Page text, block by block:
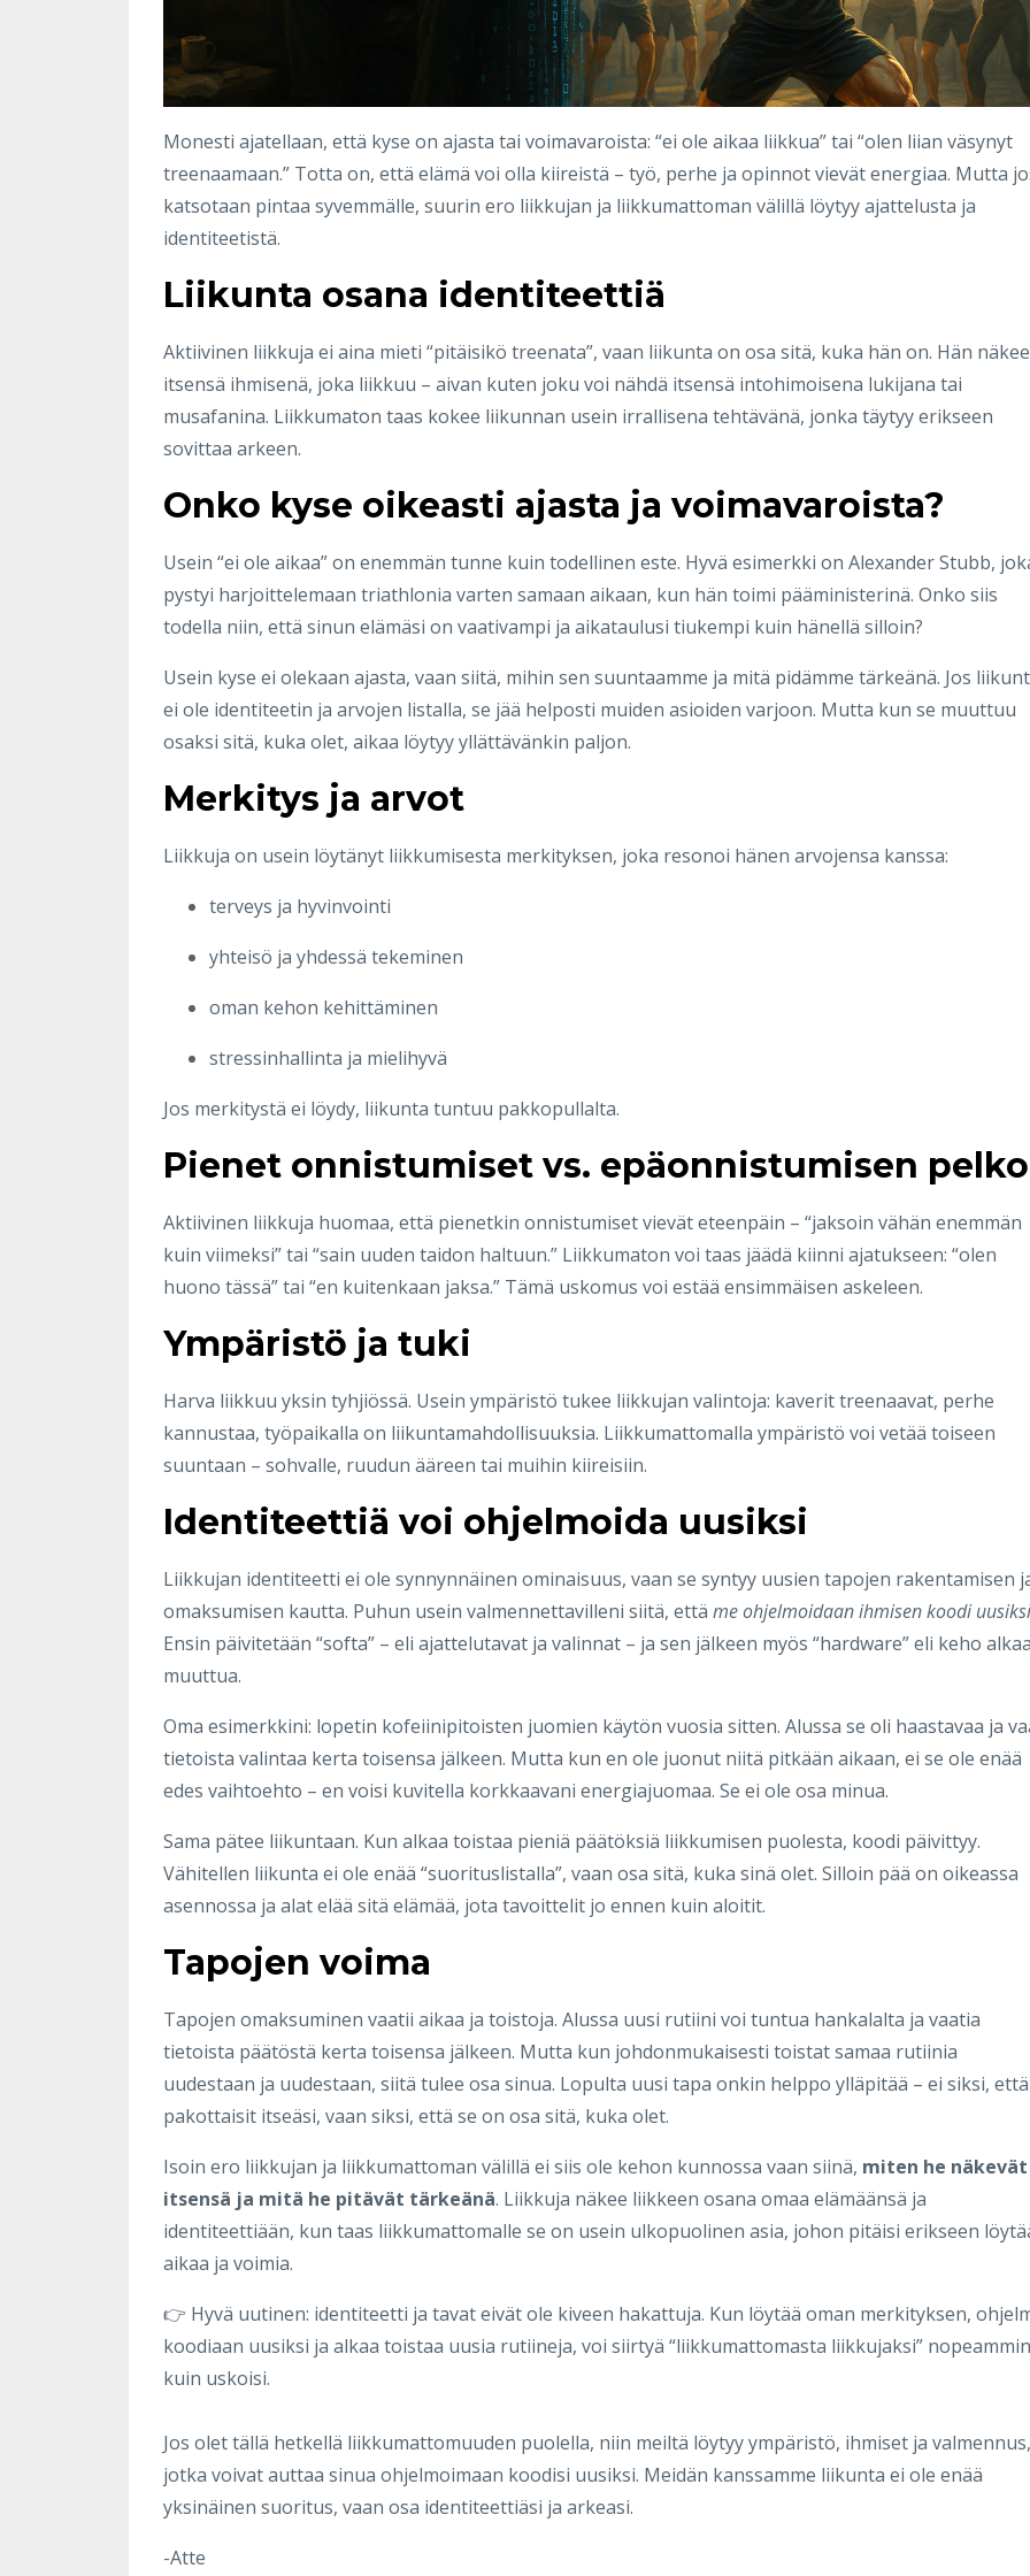
Monesti ajatellaan, että kyse on ajasta tai voimavaroista: “ei ole aikaa liikkua” tai “olen liian väsynyt
treenaamaan.” Totta on, että elämä voi olla kiireistä – työ, perhe ja opinnot vievät energiaa. Mutta
katsotaan pintaa syvemmälle, suurin ero liikkujan ja liikkumattoman välillä löytyy ajattelusta ja
identiteetistä.
Liikunta osana identiteettiä
Aktiivinen liikkuja ei aina mieti “pitäisikö treenata”, vaan liikunta on osa sitä, kuka hän on. Hän näkee
itsensä ihmisenä, joka liikkuu – aivan kuten joku voi nähdä itsensä intohimoisena lukijana tai
musafanina. Liikkumaton taas kokee liikunnan usein irrallisena tehtävänä, jonka täytyy erikseen
sovittaa arkeen.
Onko kyse oikeasti ajasta ja voimavaroista?
Usein “ei ole aikaa” on enemmän tunne kuin todellinen este. Hyvä esimerkki on Alexander Stubb,
pystyi harjoittelemaan triathlonia varten samaan aikaan, kun hän toimi pääministerinä. Onko siis
todella niin, että sinun elämäsi on vaativampi ja aikataulusi tiukempi kuin hänellä silloin?
Usein kyse ei olekaan ajasta, vaan siitä, mihin sen suuntaamme ja mitä pidämme tärkeänä. Jos
ei ole identiteetin ja arvojen listalla, se jää helposti muiden asioiden varjoon. Mutta kun se muuttuu
osaksi sitä, kuka olet, aikaa löytyy yllättävänkin paljon.
Merkitys ja arvot
Liikkuja on usein löytänyt liikkumisesta merkityksen, joka resonoi hänen arvojensa kanssa:
terveys ja hyvinvointi
yhteisö ja yhdessä tekeminen
oman kehon kehittäminen
stressinhallinta ja mielihyvä
Jos merkitystä ei löydy, liikunta tuntuu pakkopullalta.
Pienet onnistumiset vs. epäonnistumisen pelko
Aktiivinen liikkuja huomaa, että pienetkin onnistumiset vievät eteenpäin – “jaksoin vähän enemmän
kuin viimeksi” tai “sain uuden taidon haltuun.” Liikkumaton voi taas jäädä kiinni ajatukseen: “olen
huono tässä” tai “en kuitenkaan jaksa.” Tämä uskomus voi estää ensimmäisen askeleen.
Ympäristö ja tuki
Harva liikkuu yksin tyhjiössä. Usein ympäristö tukee liikkujan valintoja: kaverit treenaavat, perhe
kannustaa, työpaikalla on liikuntamahdollisuuksia. Liikkumattomalla ympäristö voi vetää toiseen
suuntaan – sohvalle, ruudun ääreen tai muihin kiireisiin.
Identiteettiä voi ohjelmoida uusiksi
Liikkujan identiteetti ei ole synnynnäinen ominaisuus, vaan se syntyy uusien tapojen rakentamisen
omaksumisen kautta. Puhun usein valmennettavilleni siitä, että me ohjelmoidaan ihmisen koodi uusiksi
Ensin päivitetään “softa” – eli ajattelutavat ja valinnat – ja sen jälkeen myös “hardware” eli keho
muuttua.
Oma esimerkkini: lopetin kofeiinipitoisten juomien käytön vuosia sitten. Alussa se oli haastavaa ja
tietoista valintaa kerta toisensa jälkeen. Mutta kun en ole juonut niitä pitkään aikaan, ei se ole enää
edes vaihtoehto – en voisi kuvitella korkkaavani energiajuomaa. Se ei ole osa minua.
Sama pätee liikuntaan. Kun alkaa toistaa pieniä päätöksiä liikkumisen puolesta, koodi päivittyy.
Vähitellen liikunta ei ole enää “suorituslistalla”, vaan osa sitä, kuka sinä olet. Silloin pää on oikeassa
asennossa ja alat elää sitä elämää, jota tavoittelit jo ennen kuin aloitit.
Tapojen voima
Tapojen omaksuminen vaatii aikaa ja toistoja. Alussa uusi rutiini voi tuntua hankalalta ja vaatia
tietoista päätöstä kerta toisensa jälkeen. Mutta kun johdonmukaisesti toistat samaa rutiinia
uudestaan ja uudestaan, siitä tulee osa sinua. Lopulta uusi tapa onkin helppo ylläpitää – ei siksi, että
pakottaisit itseäsi, vaan siksi, että se on osa sitä, kuka olet.
Isoin ero liikkujan ja liikkumattoman välillä ei siis ole kehon kunnossa vaan siinä, miten he näkevät
itsensä ja mitä he pitävät tärkeänä. Liikkuja näkee liikkeen osana omaa elämäänsä ja
identiteettiään, kun taas liikkumattomalle se on usein ulkopuolinen asia, johon pitäisi erikseen
aikaa ja voimia.
👉 Hyvä uutinen: identiteetti ja tavat eivät ole kiveen hakattuja. Kun löytää oman merkityksen,
koodiaan uusiksi ja alkaa toistaa uusia rutiineja, voi siirtyä “liikkumattomasta liikkujaksi” nopeammin
kuin uskoisi.
Jos olet tällä hetkellä liikkumattomuuden puolella, niin meiltä löytyy ympäristö, ihmiset ja valmennus,
jotka voivat auttaa sinua ohjelmoimaan koodisi uusiksi. Meidän kanssamme liikunta ei ole enää
yksinäinen suoritus, vaan osa identiteettiäsi ja arkeasi.
-Atte